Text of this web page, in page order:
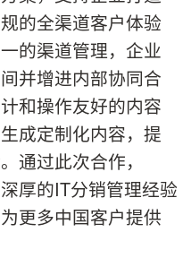
的全渠道客户体验
的渠道管理，企业
并增进内部协同合
和操作友好的内容
成定制化内容，提
通过此次合作，
厚的IT分销管理经验
更多中国客户提供